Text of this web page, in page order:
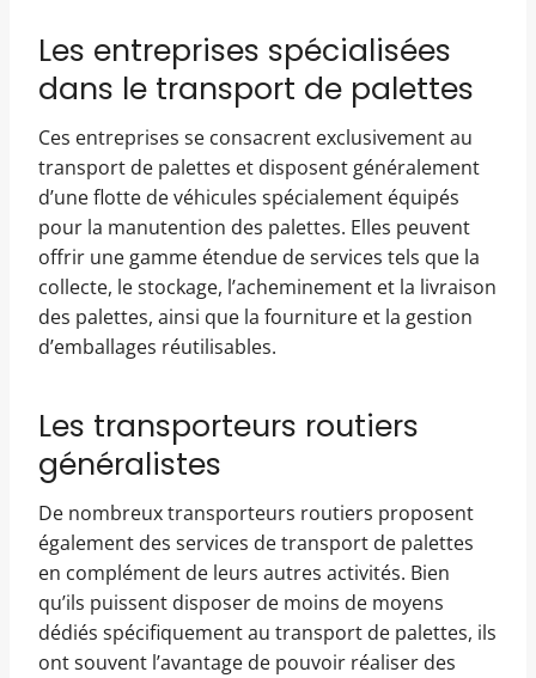
Les entreprises spécialisées
dans le transport de palettes
Ces entreprises se consacrent exclusivement au
transport de palettes et disposent généralement
d’une flotte de véhicules spécialement équipés
pour la manutention des palettes. Elles peuvent
offrir une gamme étendue de services tels que la
collecte, le stockage, l’acheminement et la livraison
des palettes, ainsi que la fourniture et la gestion
d’emballages réutilisables.
Les transporteurs routiers
généralistes
De nombreux transporteurs routiers proposent
également des services de transport de palettes
en complément de leurs autres activités. Bien
qu’ils puissent disposer de moins de moyens
dédiés spécifiquement au transport de palettes, ils
ont souvent l’avantage de pouvoir réaliser des